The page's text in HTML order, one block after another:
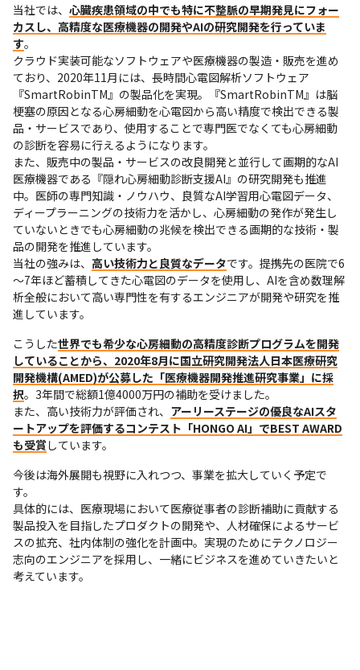
当社では、 心臓疾患領域の中でも特に不整脈の早期発見にフォー
カスし、高精度な医療機器の開発やAIの研究開発を行っていま
す。
クラウド実装可能なソフトウェアや医療機器の製造・販売を進め
ており、2020年11月には、長時間心電図解析ソフトウェア
『SmartRobinTM』の製品化を実現。『SmartRobinTM』は脳
梗塞の原因となる心房細動を心電図から高い精度で検出できる製
品・サービスであり、使用することで専門医でなくても心房細動
の診断を容易に行えるようになります。
また、販売中の製品・サービスの改良開発と並行して画期的なAI
医療機器である『隠れ心房細動診断支援AI』の研究開発も推進
中。医師の専門知識・ノウハウ、良質なAI学習用心電図データ、
ディープラーニングの技術力を活かし、心房細動の発作が発生し
ていないときでも心房細動の兆候を検出できる画期的な技術・製
品の開発を推進しています。
当社の強みは、 高い技術力と良質なデータです。提携先の医院で6
～7年ほど蓄積してきた心電図のデータを使用し、AIを含め数理解
析全般において高い専門性を有するエンジニアが開発や研究を推
進しています。
こうした世界でも希少な心房細動の高精度診断プログラムを開発
していることから、2020年8月に国立研究開発法人日本医療研究
開発機構(AMED)が公募した「医療機器開発推進研究事業」に採
択。3年間で総額1億4000万円の補助を受けました。
また、高い技術力が評価され、 アーリーステージの優良なAIスタ
ートアップを評価するコンテスト「HONGO AI」でBEST AWARD
も受賞 しています。
今後は海外展開も視野に入れつつ、事業を拡大していく予定で
す。
具体的には、医療現場において医療従事者の診断補助に貢献する
製品投入を目指したプロダクトの開発や、人材確保によるサービ
スの拡充、社内体制の強化を計画中。実現のためにテクノロジー
志向のエンジニアを採用し、一緒にビジネスを進めていきたいと
考えています。